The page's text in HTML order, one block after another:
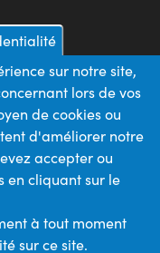
sur notre site,
lors de vos
de cookies ou
d'améliorer notre
accepter ou
en cliquant sur le
à tout moment
sur ce site.